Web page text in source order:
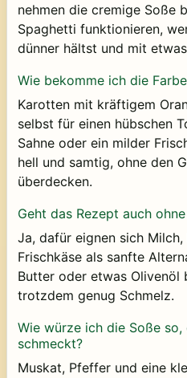
nehmen die cremige Soße
Spaghetti funktionieren,
dünner hältst und mit
Wie bekomme ich die
Karotten mit kräftigem
selbst für einen hübschen
Sahne oder ein milder
hell und samtig, ohne den
überdecken.
Geht das Rezept auch
Ja, dafür eignen sich
Frischkäse als sanfte
Butter oder etwas Olivenöl
trotzdem genug Schmelz.
Wie würze ich die Soße
schmeckt?
Muskat, Pfeffer und eine